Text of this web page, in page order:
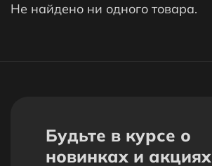
Не найдено ни одного товара.
Будьте в курсе о
новинках и акциях